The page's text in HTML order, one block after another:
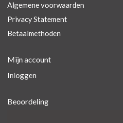
Algemene voorwaarden
Privacy Statement
Betaalmethoden
Mijn account
Inloggen
Beoordeling